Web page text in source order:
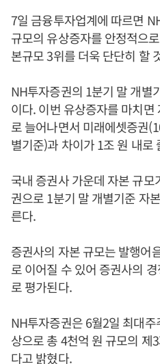
7일 금융투자업계에 따르면
규모의 유상증자를 안정적으
본규모 3위를 더욱 단단히 할
NH투자증권의 1분기 말 개별
이다. 이번 유상증자를 마치
로 늘어나면서 미래에셋증권
별기준)과 차이가 1조 원 내로
국내 증권사 가운데 자본 규
권으로 1분기 말 개별기준 자
른다.
증권사의 자본 규모는 발행어
로 이어질 수 있어 증권사의
로 평가된다.
NH투자증권은 6월2일 최대
상으로 총 4천억 원 규모의 제
다고 밝혔다.